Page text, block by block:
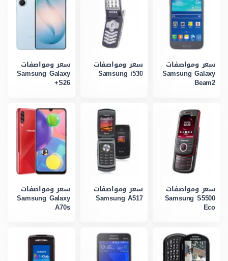
سعر ومواصفات
Samsung Galaxy
Beam2
سعر ومواصفات
Samsung i530
سعر ومواصفات
Samsung Galaxy
S26+
سعر ومواصفات
Samsung S5500
Eco
سعر ومواصفات
Samsung A517
سعر ومواصفات
Samsung Galaxy
A70s